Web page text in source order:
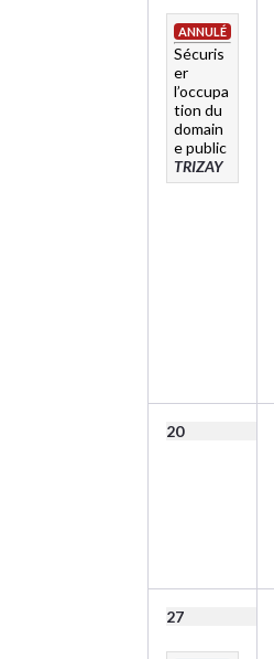
ANNULÉ
Sécuris
er
l’occupa
tion du
domain
e public
TRIZAY
20
27